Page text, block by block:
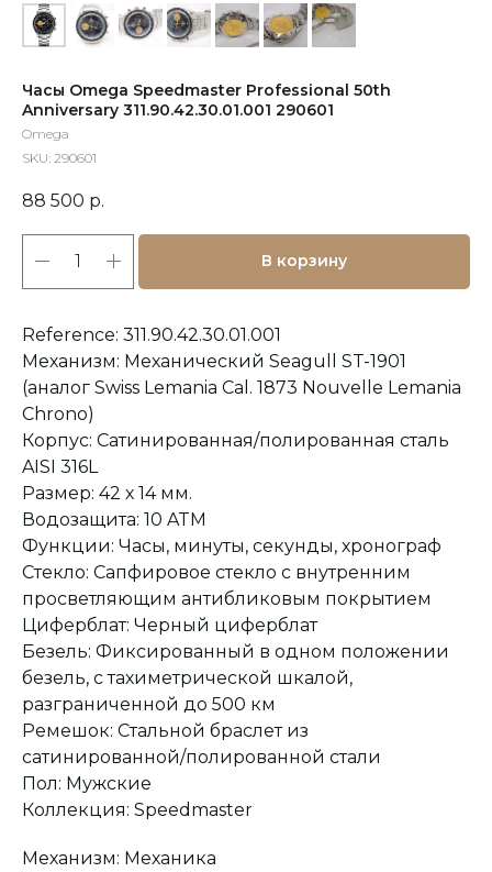
Часы Omega Speedmaster Professional 50th
Anniversary 311.90.42.30.01.001 290601
Omega
SKU: 290601
88 500 р.
В корзину
Reference: 311.90.42.30.01.001
Механизм: Механический Seagull ST-1901
(аналог Swiss Lemania Cal. 1873 Nouvelle Lemania
Chrono)
Корпус: Сатинированная/полированная сталь
AISI 316L
Размер: 42 х 14 мм.
Водозащита: 10 ATM
Функции: Часы, минуты, секунды, хронограф
Стекло: Сапфировое стекло с внутренним
просветляющим антибликовым покрытием
Циферблат: Черный циферблат
Безель: Фиксированный в одном положении
безель, с тахиметрической шкалой,
разграниченной до 500 км
Ремешок: Cтальной браслет из
сатинированной/полированной стали
Пол: Мужские
Коллекция: Speedmaster
Механизм: Механика
Оплата при получении
после примерки и
осмотра товара
Подробная
консультация
Ответим на все вопросы
и поможем с выбором
Сервисное Превосходное исполнение